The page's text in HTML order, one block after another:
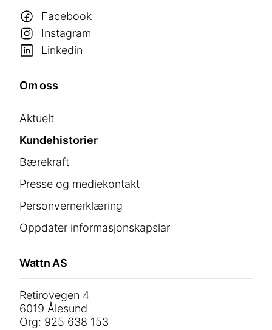
Facebook
Instagram
Linkedin
Om oss
Aktuelt
Kundehistorier
Bærekraft
Presse og mediekontakt
Personvernerklæring
Oppdater informasjonskapslar
Wattn AS
Retirovegen 4
6019 Ålesund
Org: 925 638 153